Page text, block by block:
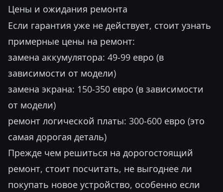
Цены и ожидания ремонта
Если гарантия уже не действует, стоит узнать
примерные цены на ремонт:
замена аккумулятора: 49-99 евро (в
зависимости от модели)
замена экрана: 150-350 евро (в зависимости
от модели)
ремонт логической платы: 300-600 евро (это
самая дорогая деталь)
Прежде чем решиться на дорогостоящий
ремонт, стоит посчитать, не выгоднее ли
покупать новое устройство, особенно если